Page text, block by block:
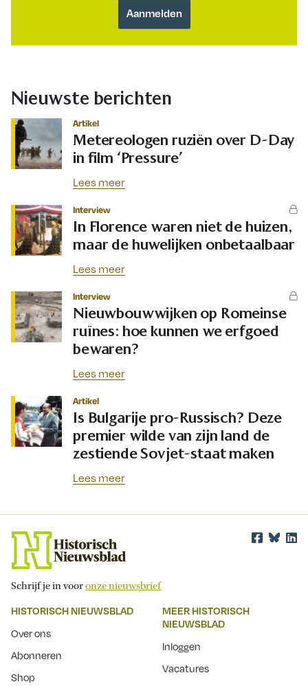
Nieuwste berichten
Artikel
Metereologen ruziën over D-Day
in film ‘Pressure’
Lees meer
Interview
In Florence waren niet de huizen,
maar de huwelijken onbetaalbaar
Lees meer
Interview
Nieuwbouwwijken op Romeinse
ruïnes: hoe kunnen we erfgoed
bewaren?
Lees meer
Artikel
Is Bulgarije pro-Russisch? Deze
premier wilde van zijn land de
zestiende Sovjet-staat maken
Lees meer
Schrijf je in vooronze nieuwsbrief
HISTORISCH NIEUWSBLAD
Over ons
Abonneren
Shop
MEER HISTORISCH
NIEUWSBLAD
Inloggen
Vacatures